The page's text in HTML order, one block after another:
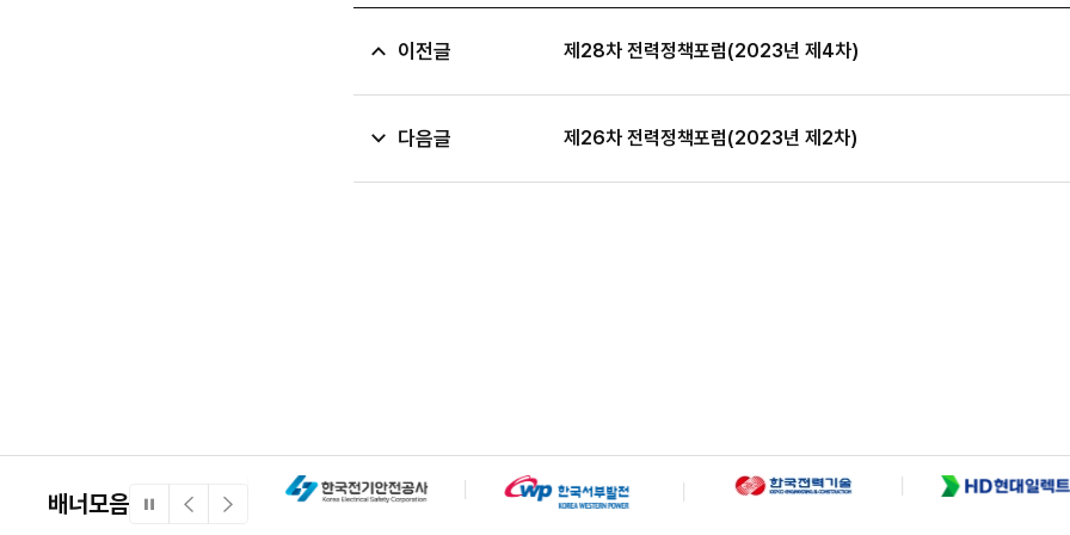
이전글 제28차 전력정책포럼(2023년 제4차)
다음글 제26차 전력정책포럼(2023년 제2차)
배너모음
일
이
다